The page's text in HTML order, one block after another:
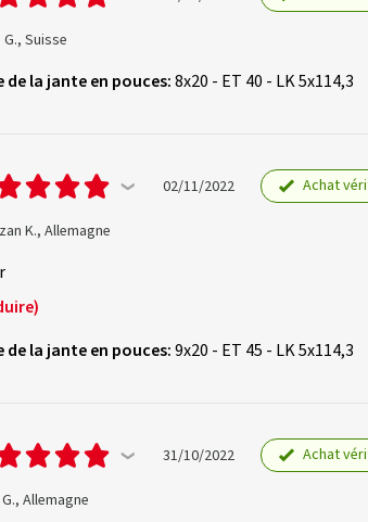
Suisse
de la jante en pouces:8x20 - ET 40 - LK 5x114,3
02/11/2022 Achat
K., Allemagne
de la jante en pouces:9x20 - ET 45 - LK 5x114,3
31/10/2022 Achat
Allemagne